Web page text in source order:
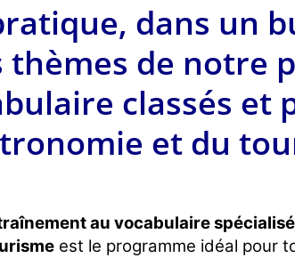
dans un
thèmes de notre
classés et
et du
au vocabulaire
est le programme idéal pour